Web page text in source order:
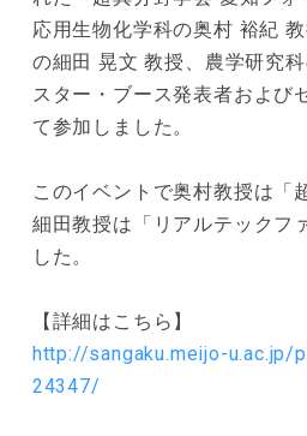
応用生物化学科の奥村 裕紀
の細田 晃文 教授、農学研究
スター・ブース発表者および
て参加しました。
このイベントで奥村教授は「
細田教授は「リアルテックフ
した。
【詳細はこちら】
http://sangaku.meijo-u.ac.jp/
24347/